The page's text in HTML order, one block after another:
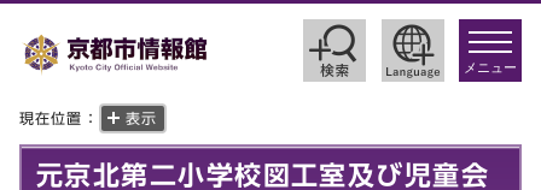
toggle
メニュー
現在位置： 表示
元京北第二小学校図工室及び児童会